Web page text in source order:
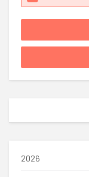
2026